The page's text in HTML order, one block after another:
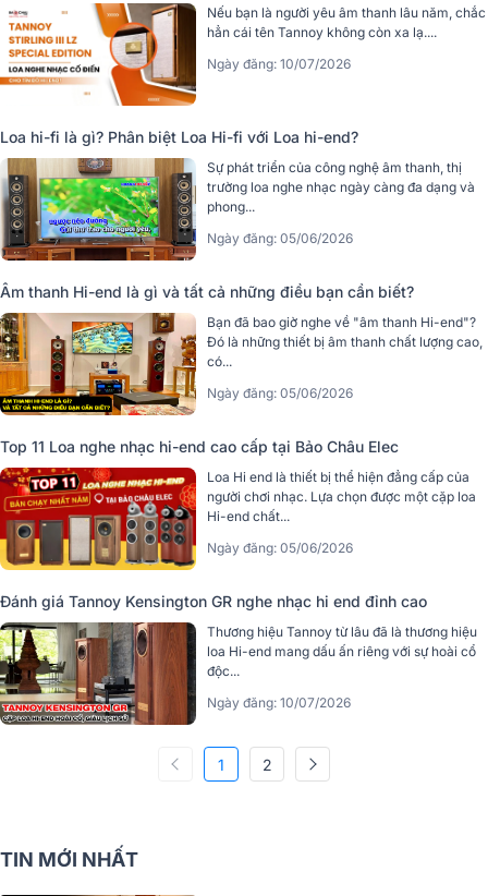
Nếu bạn là người yêu âm thanh lâu năm, chắc
hẳn cái tên Tannoy không còn xa lạ....
Ngày đăng: 10/07/2026
Loa hi-fi là gì? Phân biệt Loa Hi-fi với Loa hi-end?
Sự phát triển của công nghệ âm thanh, thị
trường loa nghe nhạc ngày càng đa dạng và
phong...
Ngày đăng: 05/06/2026
Âm thanh Hi-end là gì và tất cả những điều bạn cần biết?
Bạn đã bao giờ nghe về "âm thanh Hi-end"?
Đó là những thiết bị âm thanh chất lượng cao,
có...
Ngày đăng: 05/06/2026
Top 11 Loa nghe nhạc hi-end cao cấp tại Bảo Châu Elec
Loa Hi end là thiết bị thể hiện đẳng cấp của
người chơi nhạc. Lựa chọn được một cặp loa
Hi-end chất...
Ngày đăng: 05/06/2026
Đánh giá Tannoy Kensington GR nghe nhạc hi end đỉnh cao
Thương hiệu Tannoy từ lâu đã là thương hiệu
loa Hi-end mang dấu ấn riêng với sự hoài cổ
độc...
Ngày đăng: 10/07/2026
1 2
TIN MỚI NHẤT